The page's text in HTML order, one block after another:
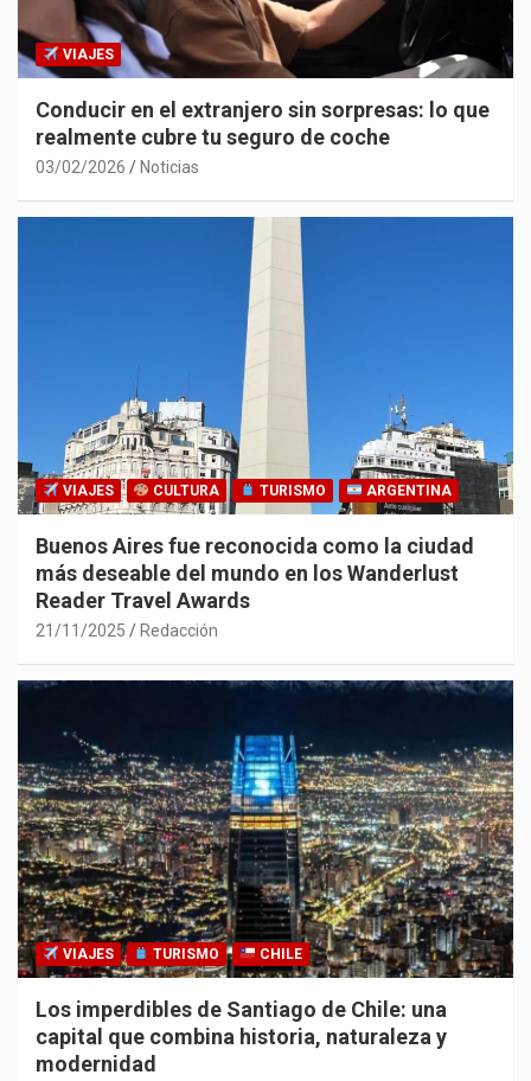
VIAJES
Conducir en el extranjero sin sorpresas: lo que
realmente cubre tu seguro de coche
03/02/2026 Noticias
VIAJES CULTURA TURISMO ARGENTINA
Buenos Aires fue reconocida como la ciudad
más deseable del mundo en los Wanderlust
Reader Travel Awards
21/11/2025 Redacción
VIAJES TURISMO CHILE
Los imperdibles de Santiago de Chile: una
capital que combina historia, naturaleza y
modernidad